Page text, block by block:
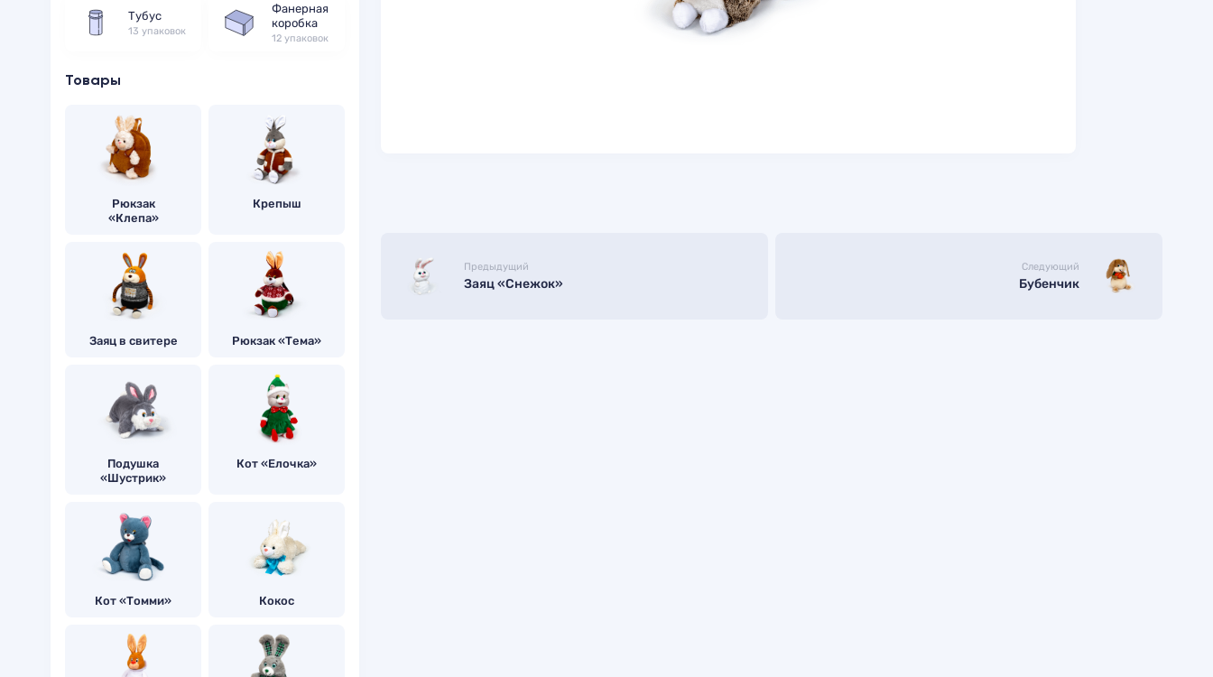
Тубус
13 упаковок
Фанерная
коробка
12 упаковок
Товары
Рюкзак
«Клепа»
Крепыш
Заяц в свитере Рюкзак «Тема»
Подушка
«Шустрик»
Кот «Елочка»
Кот «Томми» Кокос
Предыдущий
Заяц «Снежок»
Следующий
Бубенчик